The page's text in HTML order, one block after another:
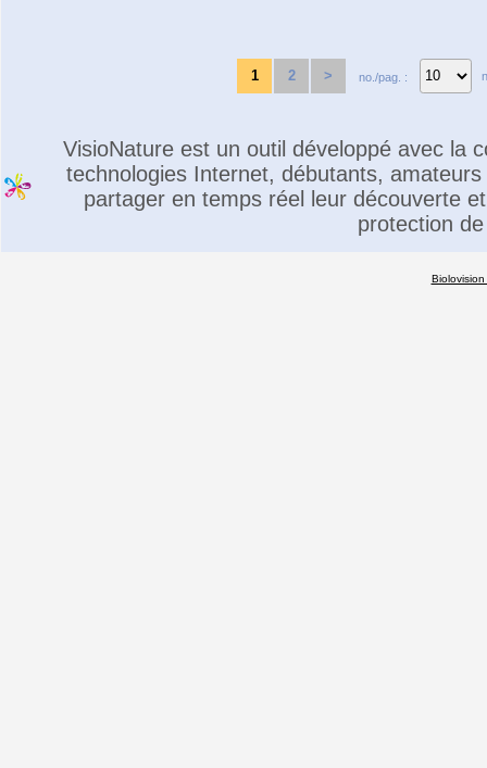
1 2 > no./pag. :
VisioNature est un outil développé avec la
technologies Internet, débutants,
partager en temps réel leur découverte
protection
Biolovision